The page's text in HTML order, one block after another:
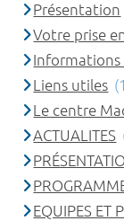
Présentation
Votre prise
Informations
Liens utiles
Le centre
ACTUALITES
EQUIPES ET